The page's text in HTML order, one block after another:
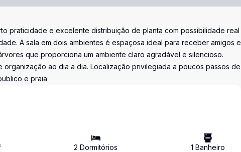
praticidade e excelente distribuição de planta com possibilidade real
A sala em dois ambientes é espaçosa ideal para receber amigos e
que proporciona um ambiente claro agradável e silencioso.
ao dia a dia. Localização privilegiada a poucos passos de
e praia
2 Dormitórios 1 Banheiro